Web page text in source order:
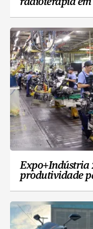
radioterapia em
Expo+Indústria
produtividade